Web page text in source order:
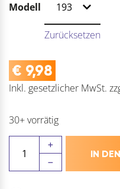
Modell
Zurücksetzen
€ 9,98
Inkl. gesetzlicher MwSt.
30+ vorrätig
Anschraubflansch
Agrar
IN